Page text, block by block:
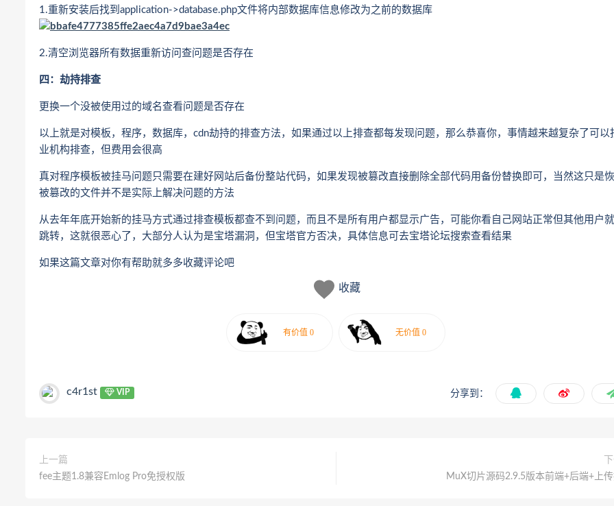
1.重新安装后找到application->database.php文件将内部数据库信息修改为之前的数据库
2.清空浏览器所有数据重新访问查问题是否存在
四：劫持排查
更换一个没被使用过的域名查看问题是否存在
以上就是对模板，程序，数据库，cdn劫持的排查方法，如果通过以上排查都每发现问题，那么恭喜你，事情越来越复杂了可以
业机构排查，但费用会很高
真对程序模板被挂马问题只需要在建好网站后备份整站代码，如果发现被篡改直接删除全部代码用备份替换即可，当然这只是
被篡改的文件并不是实际上解决问题的方法
从去年年底开始新的挂马方式通过排查模板都查不到问题，而且不是所有用户都显示广告，可能你看自己网站正常但其他用户
跳转，这就很恶心了，大部分人认为是宝塔漏洞，但宝塔官方否决，具体信息可去宝塔论坛搜索查看结果
如果这篇文章对你有帮助就多多收藏评论吧
收藏
c4r1st VIP 分享到：
上一篇
fee主题1.8兼容Emlog Pro免授权版
MuX切片源码2.9.5版本前端+后端+上传